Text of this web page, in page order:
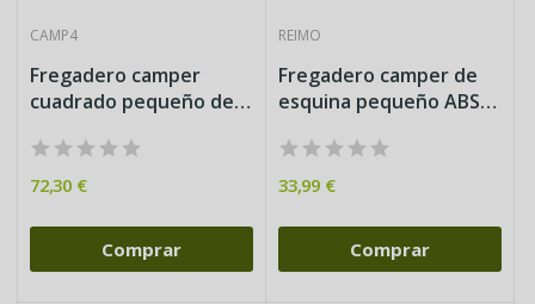
CAMP4
Fregadero camper
cuadrado pequeño de
72,30 €
Comprar
REIMO
Fregadero camper de
esquina pequeño ABS
33,99 €
Comprar